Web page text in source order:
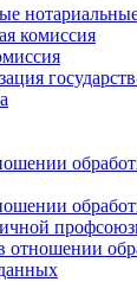
комиссия
отношении